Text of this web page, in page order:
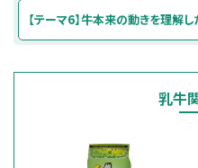
【テーマ6】牛本来の動きを理解し
乳牛